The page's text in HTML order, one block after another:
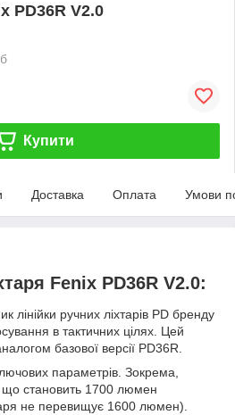
PD36R V2.0
Купити
Доставка Оплата Умови
Fenix PD36R V2.0:
лінійки ручних ліхтарів PD бренду
в тактичних цілях. Цей
базової версії PD36R.
параметрів. Зокрема,
що становить 1700 люмен
не перевищує 1600 люмен).